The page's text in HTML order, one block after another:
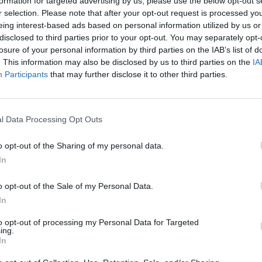
selection. Please note that after your opt-out request is processed
interest-based ads based on personal information utilized by us
to third parties prior to your opt-out. You may separately
of your personal information by third parties on the IAB’s list of
This information may also be disclosed by us to third parties on the
Participants that may further disclose it to other third parties.
Data Processing Opt Outs
opt-out of the Sharing of my personal data.
opt-out of the Sale of my Personal Data.
opt-out of processing my Personal Data for Targeted
az amerikai képviselőház hírszerzési bizottságának
republikánus kongresszusi tagok orosz
elleni invázióval kapcsolatban, ami
demokrácia közötti harc valódi megértését - írta a
Ohio állambeli republikánus képviselő és a képviselőház
igaznak tartja azt az állítást, miszerint a kongresszus
terjesztenek Vlagyimir Putyin orosz elnök ukrajnai
nem nevezett meg konkrét személyeket, de egyetértett...
portfolio.hu hírarchívumához tartozik, melynek olvasása
tartalmazza: